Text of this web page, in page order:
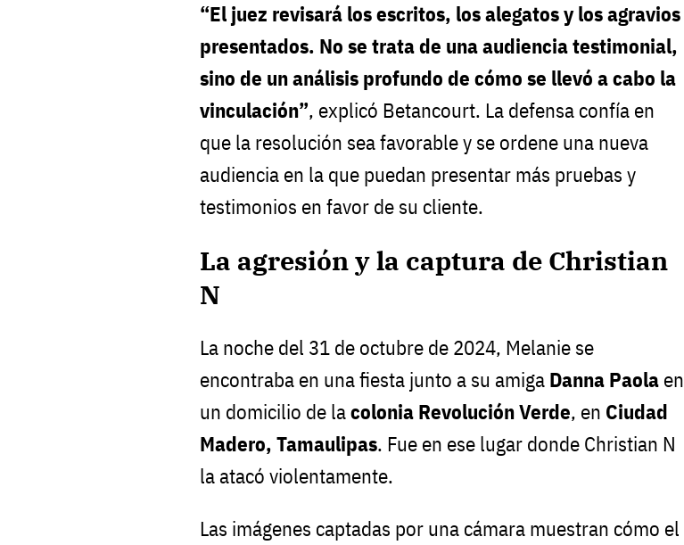
“El juez revisará los escritos, los alegatos y los agravios
presentados. No se trata de una audiencia testimonial,
sino de un análisis profundo de cómo se llevó a cabo la
vinculación”, explicó Betancourt. La defensa confía en
que la resolución sea favorable y se ordene una nueva
audiencia en la que puedan presentar más pruebas y
testimonios en favor de su cliente.
La agresión y la captura de Christian
N
La noche del 31 de octubre de 2024, Melanie se
encontraba en una fiesta junto a su amiga Danna Paola en
un domicilio de lacolonia Revolución Verde, en Ciudad
Madero, Tamaulipas. Fue en ese lugar donde Christian N
la atacó violentamente.
Las imágenes captadas por una cámara muestran cómo el